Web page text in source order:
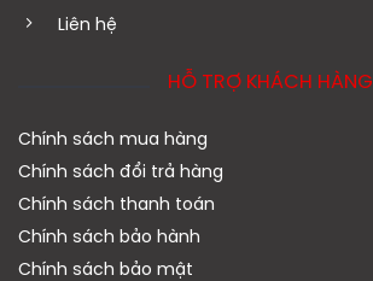
Liên hệ
HỖ TRỢ KHÁCH HÀNG
Chính sách mua hàng
Chính sách đổi trả hàng
Chính sách thanh toán
Chính sách bảo hành
Chính sách bảo mật